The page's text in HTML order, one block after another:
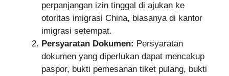
perpanjangan izin tinggal di ajukan ke
otoritas imigrasi China, biasanya di kantor
imigrasi setempat.
Persyaratan Dokumen: Persyaratan
dokumen yang diperlukan dapat mencakup
paspor, bukti pemesanan tiket pulang, bukti